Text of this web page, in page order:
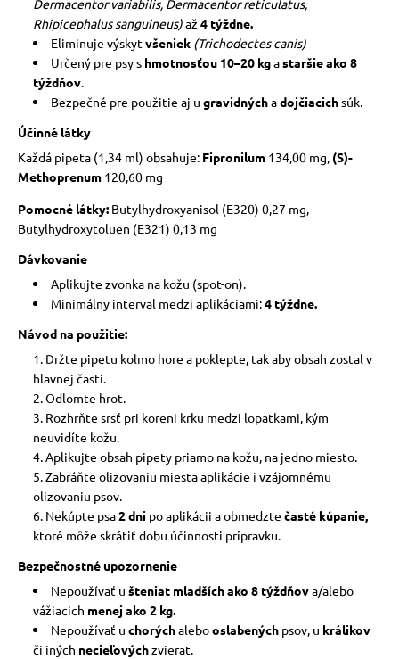
Dermacentor variabilis, Dermacentor reticulatus,
Rhipicephalus sanguineus)až4 týždne.
Eliminuje výskytvšeniek (Trichodectes canis)
Určený pre psy s hmotnosťou 10–20 kgastaršie ako 8
týždňov.
Bezpečné pre použitie aj ugravidnýchadojčiacichsúk.
Účinné látky
Každá pipeta (1,34 ml) obsahuje: Fipronilum134,00 mg, (S)-
Methoprenum120,60 mg
Pomocné látky:Butylhydroxyanisol (E320) 0,27 mg,
Butylhydroxytoluen (E321) 0,13 mg
Dávkovanie
Aplikujte zvonka na kožu (spot-on).
Minimálny interval medzi aplikáciami:4 týždne.
Návod na použitie:
Držte pipetu kolmo hore a poklepte, tak aby obsah zostal v
hlavnej časti.
Odlomte hrot.
Rozhrňte srsť pri koreni krku medzi lopatkami, kým
neuvidíte kožu.
Aplikujte obsah pipety priamo na kožu, na jedno miesto.
Zabráňte olizovaniu miesta aplikácie i vzájomnému
olizovaniu psov.
Nekúpte psa2 dni po aplikácii a obmedztečasté kúpanie,
ktoré môže skrátiť dobu účinnosti prípravku.
Bezpečnostné upozornenie
Nepoužívať ušteniat mladšíchako 8 týždňova/alebo
vážiacich menej ako 2 kg.
Nepoužívať uchorýchalebooslabených psov, u králikov
či iných necieľovýchzvierat.